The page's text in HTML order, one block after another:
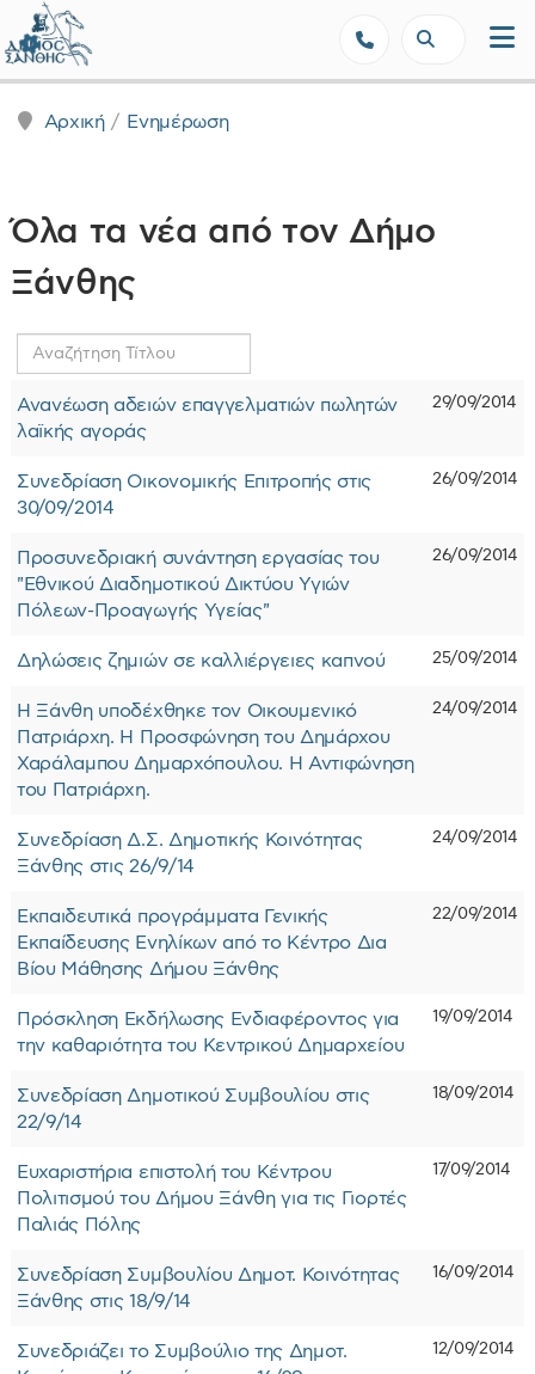
Αρχική Ενημέρωση
Όλα τα νέα από τον Δήμο
Ξάνθης
Αναζήτηση
Τίτλου
Ανανέωση αδειών επαγγελματιών πωλητών
λαϊκής αγοράς
29/09/2014
Συνεδρίαση Οικονομικής Επιτροπής στις
30/09/2014
26/09/2014
Προσυνεδριακή συνάντηση εργασίας του
"Εθνικού Διαδημοτικού Δικτύου Υγιών
Πόλεων-Προαγωγής Υγείας"
26/09/2014
Δηλώσεις ζημιών σε καλλιέργειες καπνού 25/09/2014
Η Ξάνθη υποδέχθηκε τον Οικουμενικό
Πατριάρχη. Η Προσφώνηση του Δημάρχου
Χαράλαμπου Δημαρχόπουλου. Η Αντιφώνηση
του Πατριάρχη.
24/09/2014
Συνεδρίαση Δ.Σ. Δημοτικής Κοινότητας
Ξάνθης στις 26/9/14
24/09/2014
Εκπαιδευτικά προγράμματα Γενικής
Εκπαίδευσης Ενηλίκων από το Κέντρο Δια
Βίου Μάθησης Δήμου Ξάνθης
22/09/2014
Πρόσκληση Εκδήλωσης Ενδιαφέροντος για
την καθαριότητα του Κεντρικού Δημαρχείου
19/09/2014
Συνεδρίαση Δημοτικού Συμβουλίου στις
22/9/14
18/09/2014
Ευχαριστήρια επιστολή του Κέντρου
Πολιτισμού του Δήμου Ξάνθη για τις Γιορτές
Παλιάς Πόλης
17/09/2014
Συνεδρίαση Συμβουλίου Δημοτ. Κοινότητας
Ξάνθης στις 18/9/14
16/09/2014
Συνεδριάζει το Συμβούλιο της Δημοτ.
12/09/2014